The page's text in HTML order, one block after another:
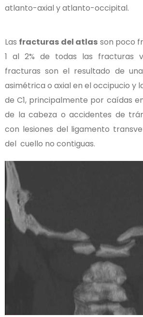
atlanto-axial y atlanto-occipital.
Las fracturas del atlas son poco
1 al 2% de todas las fracturas
fracturas son el resultado de
asimétrica o axial en el occipucio y
de C1, principalmente por caídas
de la cabeza o accidentes de
con lesiones del ligamento
del cuello no contiguas.